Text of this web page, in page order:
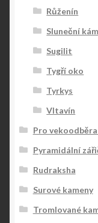
Růženín
Sluneční
Sugilit
Tygří oko
Tyrkys
Vltavín
Pro
Pyramidální
Rudraksha
Surové kameny
Tromlované